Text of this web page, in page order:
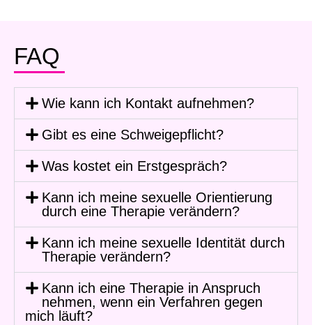
FAQ
Wie kann ich Kontakt aufnehmen?
Gibt es eine Schweigepflicht?
Was kostet ein Erstgespräch?
Kann ich meine sexuelle Orientierung
durch eine Therapie verändern?
Kann ich meine sexuelle Identität durch
Therapie verändern?
Kann ich eine Therapie in Anspruch
nehmen, wenn ein Verfahren gegen
mich läuft?